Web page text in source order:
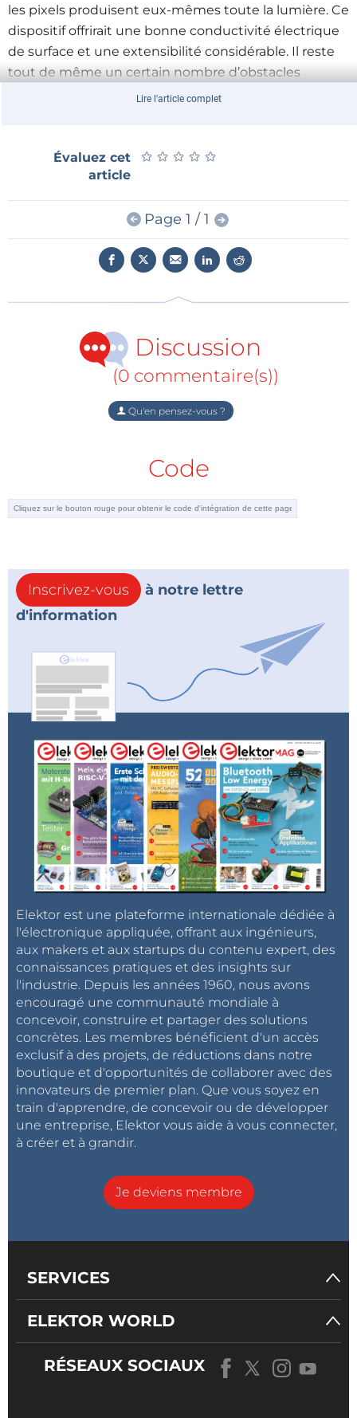
les pixels produisent eux-mêmes toute la lumière. Ce
dispositif offrirait une bonne conductivité électrique
de surface et une extensibilité considérable. Il reste
tout de même un certain nombre d’obstacles
techniques à franchir, dont l’un des plus importants
pas à franchir !
Lire l'article complet
Évaluez cet
article
★ ★ ★ ★ ★
★ ★ ★ ★ ★
Page 1 / 1
Discussion
(0 commentaire(s))
Qu'en pensez-vous ?
Code
Inscrivez-vous
à notre lettre
d'information
Elektor est une plateforme internationale dédiée à
l'électronique appliquée, offrant aux ingénieurs,
aux makers et aux startups du contenu expert, des
connaissances pratiques et des insights sur
l'industrie. Depuis les années 1960, nous avons
encouragé une communauté mondiale à
concevoir, construire et partager des solutions
concrètes. Les membres bénéficient d'un accès
exclusif à des projets, de réductions dans notre
boutique et d'opportunités de collaborer avec des
innovateurs de premier plan. Que vous soyez en
train d'apprendre, de concevoir ou de développer
une entreprise, Elektor vous aide à vous connecter,
à créer et à grandir.
Je deviens membre
SERVICES
ELEKTOR WORLD
RÉSEAUX SOCIAUX